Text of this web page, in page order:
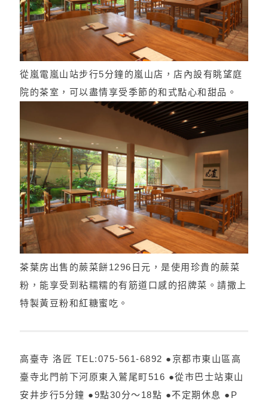
從嵐電嵐山站步行5分鐘的嵐山店，店內設有眺望庭
院的茶室，可以盡情享受季節的和式點心和甜品。
茶葉房出售的蕨菜餅1296日元，是使用珍貴的蕨菜
粉，能享受到粘糯糯的有筋道口感的招牌菜。請撒上
特製黃豆粉和紅糖蜜吃。
高臺寺 洛匠 TEL:075-561-6892 ●京都市東山區高
臺寺北門前下河原東入鷲尾町516 ●從市巴士站東山
安井步行5分鐘 ●9點30分～18點 ●不定期休息 ●P